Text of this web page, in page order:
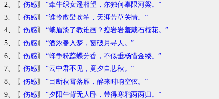
2、 〖 伤感〗 “牵牛织女遥相望，尔独何辜限河梁。”
3、 〖 伤感〗 “谁怜散髻吹笙，天涯芳草关情。”
4、 〖 伤感〗 “蛾眉淡了教谁画？瘦岩岩羞戴石榴花。”
5、 〖 伤感〗 “酒浓春入梦，窗破月寻人。”
6、 〖 伤感〗 “蜂争粉蕊蝶分香，不似垂杨惜金缕。”
7、 〖 伤感〗 “云中君不见，竟夕自悲秋。”
8、 〖 伤感〗 “目断秋霄落雁，醉来时响空弦。”
9、 〖 伤感〗 “夕阳牛背无人卧，带得寒鸦两两归。”